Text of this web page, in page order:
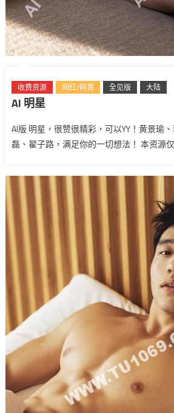
收费资源 网红/网黄 全见版 大陆
AI 明星
AI版 明星，很赞很精彩，可以YY！黄景瑜
磊、翟子路，满足你的一切想法！ 本资源